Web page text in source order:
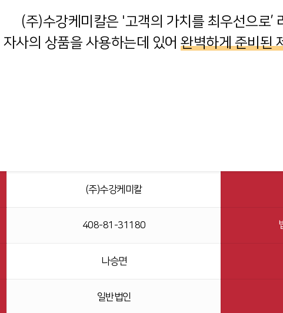
(주)수강케미칼은 '고객의 가치를 최우선으로’
사의 상품을 사용하는데 있어 완벽하게 준비된
(주)수강케미칼
408-81-31180
나승면
일반법인